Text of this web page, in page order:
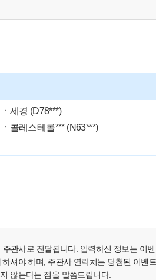
ㆍ세경 (D78***)
ㆍ콜레스테롤*** (N63***)
관사로 전달됩니다. 입력하신 정보는 이
셔야 하며, 주관사 연락처는 당첨된 이벤
않는다는 점을 말씀드립니다.